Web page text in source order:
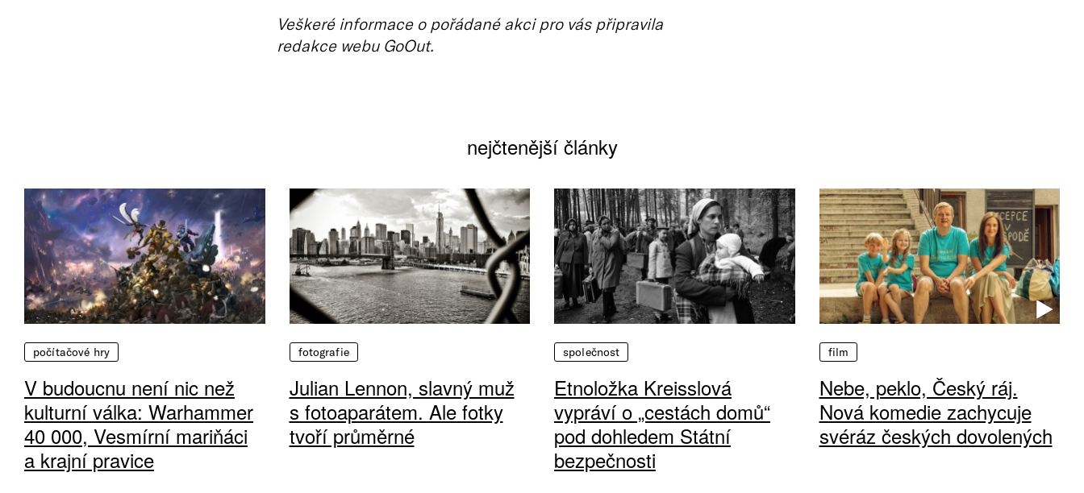
Veškeré informace o pořádané akci pro vás připravila
redakce webu GoOut.
nejčtenější články
počítačové hry
V budoucnu není nic než
kulturní válka: Warhammer
40 000, Vesmírní mariňáci
a krajní pravice
fotografie
Julian Lennon, slavný muž
s fotoaparátem. Ale fotky
tvoří průměrné
společnost
Etnoložka Kreisslová
vypráví o „cestách domů“
pod dohledem Státní
bezpečnosti
film
Nebe, peklo, Český ráj.
Nová komedie zachycuje
svéráz českých dovolených